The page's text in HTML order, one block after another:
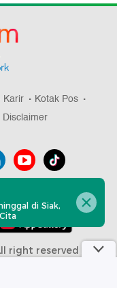
Karir
Kotak Pos
Disclaimer
right reserved
di Siak,